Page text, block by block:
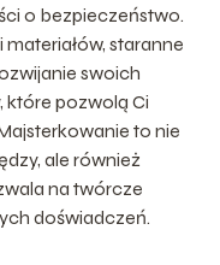
o bezpieczeństwo.
staranne
swoich
które pozwolą Ci
to nie
ale również
na twórcze
doświadczeń.